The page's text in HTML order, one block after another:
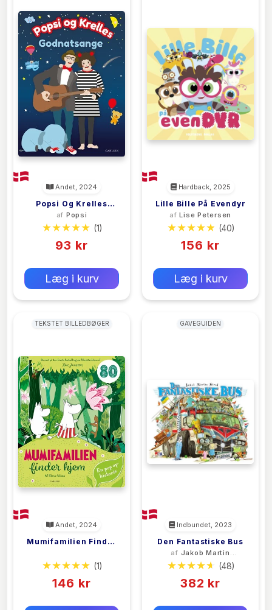
Andet, 2024
Popsi Og Krelles
Godnatsange
af Popsi
(1)
93 kr
Læg i kurv
Hardback, 2025
Lille Bille På Evendyr
afLise Petersen
(40)
156 kr
Læg i kurv
TEKSTET BILLEDBØGER
Andet, 2024
Mumifamilien Finder
(1)
146 kr
GAVEGUIDEN
Indbundet, 2023
Den Fantastiske Bus
af Jakob Martin
Strid
(48)
382 kr